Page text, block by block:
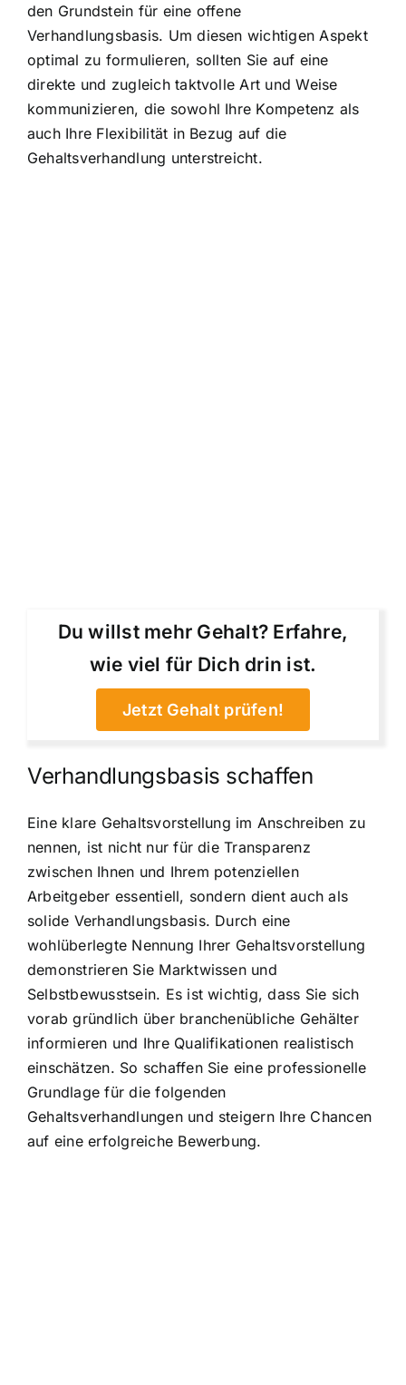
den Grundstein für eine offene
Verhandlungsbasis. Um diesen wichtigen Aspekt
optimal zu formulieren, sollten Sie auf eine
direkte und zugleich taktvolle Art und Weise
kommunizieren, die sowohl Ihre Kompetenz als
auch Ihre Flexibilität in Bezug auf die
Gehaltsverhandlung unterstreicht.
Du willst mehr Gehalt? Erfahre,
wie viel für Dich drin ist.
Jetzt Gehalt prüfen!
Verhandlungsbasis schaffen
Eine klare Gehaltsvorstellung im Anschreiben zu
nennen, ist nicht nur für die Transparenz
zwischen Ihnen und Ihrem potenziellen
Arbeitgeber essentiell, sondern dient auch als
solide Verhandlungsbasis. Durch eine
wohlüberlegte Nennung Ihrer Gehaltsvorstellung
demonstrieren Sie Marktwissen und
Selbstbewusstsein. Es ist wichtig, dass Sie sich
vorab gründlich über branchenübliche Gehälter
informieren und Ihre Qualifikationen realistisch
einschätzen. So schaffen Sie eine professionelle
Grundlage für die folgenden
Gehaltsverhandlungen und steigern Ihre Chancen
auf eine erfolgreiche Bewerbung.